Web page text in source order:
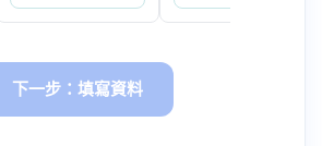
下一步：填寫資料